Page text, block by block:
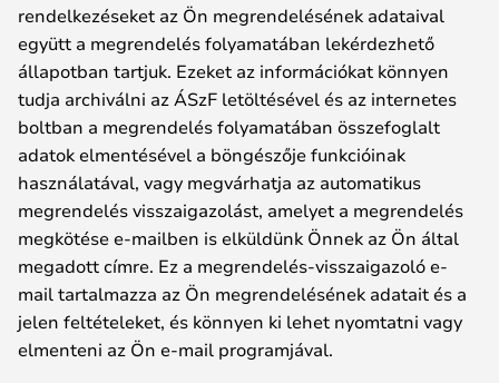
rendelkezéseket az Ön megrendelésének adataival
együtt a megrendelés folyamatában lekérdezhető
állapotban tartjuk. Ezeket az információkat könnyen
tudja archiválni az ÁSzF letöltésével és az internetes
boltban a megrendelés folyamatában összefoglalt
adatok elmentésével a böngészője funkcióinak
használatával, vagy megvárhatja az automatikus
megrendelés visszaigazolást, amelyet a megrendelés
megkötése e-mailben is elküldünk Önnek az Ön által
megadott címre. Ez a megrendelés-visszaigazoló e-
mail tartalmazza az Ön megrendelésének adatait és a
jelen feltételeket, és könnyen ki lehet nyomtatni vagy
elmenteni az Ön e-mail programjával.